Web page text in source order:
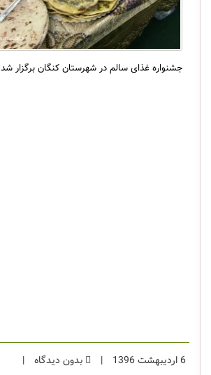
جشنواره غذای سالم در شهرستان کنگان برگزار شد
6 اردیبهشت 1396 | بدون دیدگاه |